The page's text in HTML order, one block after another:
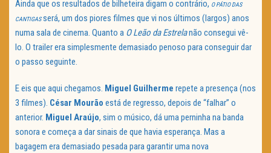
Ainda que os resultados de bilheteira digam o contrário, O PÁTIO DAS
CANTIGASserá, um dos piores filmes que vi nos últimos (largos) anos
numa sala de cinema. Quanto a O Leão da Estrelanão consegui vê-
lo. O trailer era simplesmente demasiado penoso para conseguir dar
o passo seguinte.
E eis que aqui chegamos. Miguel Guilherme repete a presença (nos
3 filmes). César Mourão está de regresso, depois de “falhar” o
anterior. Miguel Araújo, sim o músico, dá uma perninha na banda
sonora e começa a dar sinais de que havia esperança. Mas a
bagagem era demasiado pesada para garantir uma nova